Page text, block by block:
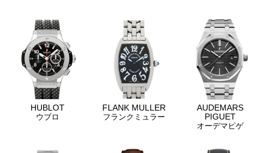
HUBLOT
ウブロ
FLANK MULLER
フランクミュラー
AUDEMARS
PIGUET
オーデマピゲ